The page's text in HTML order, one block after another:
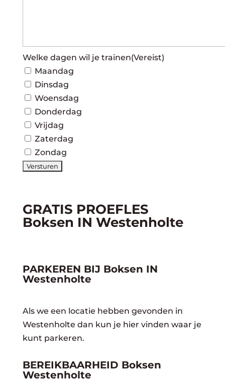
Welke dagen wil je trainen(Vereist)
Maandag
Dinsdag
Woensdag
Donderdag
Vrijdag
Zaterdag
Zondag
GRATIS PROEFLES
Boksen IN Westenholte
PARKEREN BIJ Boksen IN
Westenholte
Als we een locatie hebben gevonden in
Westenholte dan kun je hier vinden waar je
kunt parkeren.
BEREIKBAARHEID Boksen
Westenholte